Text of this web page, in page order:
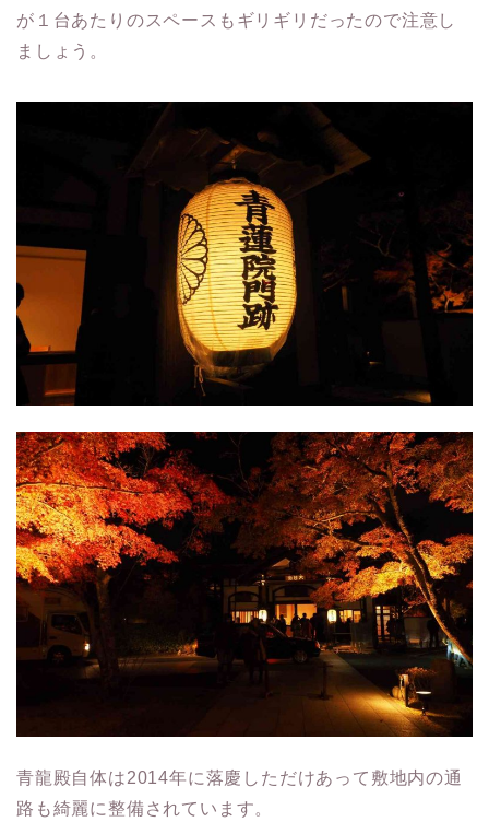
が１台あたりのスペースもギリギリだったので注意し
ましょう。
青龍殿自体は2014年に落慶しただけあって敷地内の通
路も綺麗に整備されています。